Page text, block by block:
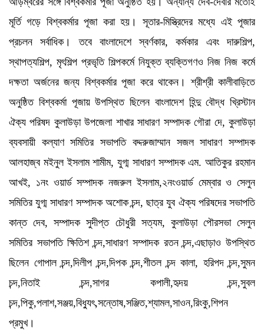
মূর্তি গড়ে বিশ্বকর্মার পূজা করা হয়। সূতার-মিস্ত্রিদের মধ্যে এই পূজার
প্রচলন সর্বাধিক। তবে বাংলাদেশে স্বর্ণকার, কর্মকার এবং দারুশিল্প,
স্থাপত্যশিল্প, মৃৎশিল্প প্রভৃতি শিল্পকর্মে নিযুক্ত ব্যক্তিগণও নিজ নিজ কর্মে
দক্ষতা অর্জনের জন্য বিশ্বকর্মার পূজা করে থাকেন। শ্রীশ্রী কালীবাড়িতে
অনুষ্ঠিত বিশ্বকর্মা পূজায় উপস্থিত ছিলেন বাংলাদেশ হিন্দু বৌদ্ধ খ্রিস্টান
ঐক্য পরিষদ কুলাউড়া উপজেলা শাখার সাধারণ সম্পাদক গৌরা দে, কুলাউড়া
ব্যবসায়ী কল্যাণ সমিতির সভাপতি বদ্দরুজাম্মান সজল সাধারণ সম্পাদক
আলহাজ্ব মইনুল ইসলাম শামীম, যুগ্ম সাধারণ সম্পাদক এম. আতিকুর রহমান
আখই, ১নং ওয়ার্ড সম্পাদক নজরুল ইসলাম,২নংওয়ার্ড মেম্বার ও সেলুন
সমিতির যুগ্ম সাধারণ সম্পাদক অশোক চন্দ, ছাত্র যুব ঐক্য পরিষদের সভাপতি
কান্ত দেব, সম্পাদক সুদীপ্ত চৌধুরী সত্যম, কুলাউড়া পৌরসভা সেলুন
সমিতির সভাপতি ক্ষিতিশ চন্দ,সাধারণ সম্পাদক রতন চন্দ,এছাড়াও উপস্থিত
ছিলেন গোপাল চন্দ,দিলীপ চন্দ,দিপক চন্দ,শীতল চন্দ কালা, হরিপদ চন্দ,সুমন
চন্দ,নিতাই চন্দ,সাগর কপালী,হৃদয় চন্দ,সুবল
চন্দ,পিকু,পলাশ,সঞ্জয়,বিধ্যুৎ,সন্তোষ,সঞ্জিত,শ্যামল,সাওন,রিংকু,শিপন
প্রমুখ।